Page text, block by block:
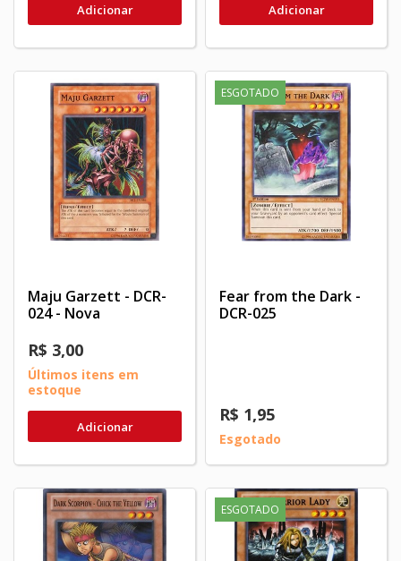
Adicionar Adicionar
Maju Garzett - DCR-
024 - Nova
R$ 3,00
Últimos itens em
estoque
Adicionar
ESGOTADO
Fear from the Dark -
DCR-025
R$ 1,95
Esgotado
ESGOTADO